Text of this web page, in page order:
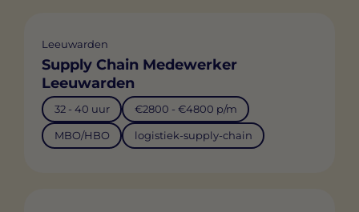
Leeuwarden
Supply Chain Medewerker
Leeuwarden
32 - 40 uur €2800 - €4800 p/m
MBO/HBO logistiek-supply-chain